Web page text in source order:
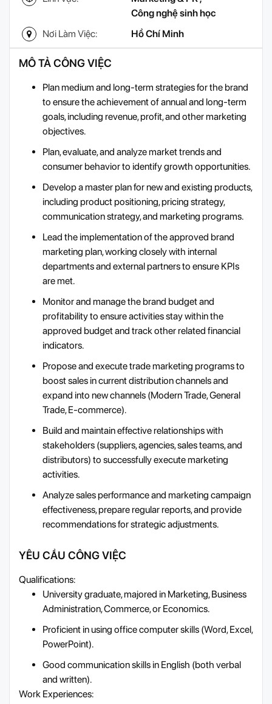
Công nghệ sinh học
Nơi Làm Việc:
Hồ Chí Minh
MÔ TẢ CÔNG VIỆC
Plan medium and long-term strategies for the brand
to ensure the achievement of annual and long-term
goals, including revenue, profit, and other marketing
objectives.
Plan, evaluate, and analyze market trends and
consumer behavior to identify growth opportunities.
Develop a master plan for new and existing products,
including product positioning, pricing strategy,
communication strategy, and marketing programs.
Lead the implementation of the approved brand
marketing plan, working closely with internal
departments and external partners to ensure KPIs
are met.
Monitor and manage the brand budget and
profitability to ensure activities stay within the
approved budget and track other related financial
indicators.
Propose and execute trade marketing programs to
boost sales in current distribution channels and
expand into new channels (Modern Trade, General
Trade, E-commerce).
Build and maintain effective relationships with
stakeholders (suppliers, agencies, sales teams, and
distributors) to successfully execute marketing
activities.
Analyze sales performance and marketing campaign
effectiveness, prepare regular reports, and provide
recommendations for strategic adjustments.
YÊU CẦU CÔNG VIỆC
Qualifications:
University graduate, majored in Marketing, Business
Administration, Commerce, or Economics.
Proficient in using office computer skills (Word, Excel,
PowerPoint).
Good communication skills in English (both verbal
and written).
Work Experiences: